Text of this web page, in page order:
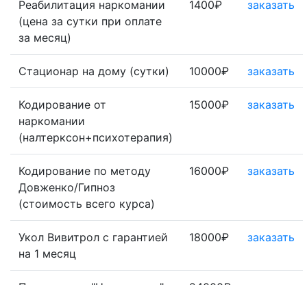
Реабилитация наркомании
(цена за сутки при оплате
за месяц)
1400₽ заказать
Стационар на дому (сутки) 10000₽ заказать
Кодирование от
наркомании
(налтерксон+психотерапия)
15000₽ заказать
Кодирование по методу
Довженко/Гипноз
(стоимость всего курса)
16000₽ заказать
Укол Вивитрол с гарантией
на 1 месяц
18000₽ заказать